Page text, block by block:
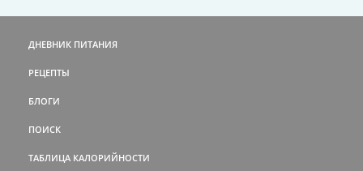
ДНЕВНИК ПИТАНИЯ
РЕЦЕПТЫ
БЛОГИ
ПОИСК
ТАБЛИЦА КАЛОРИЙНОСТИ